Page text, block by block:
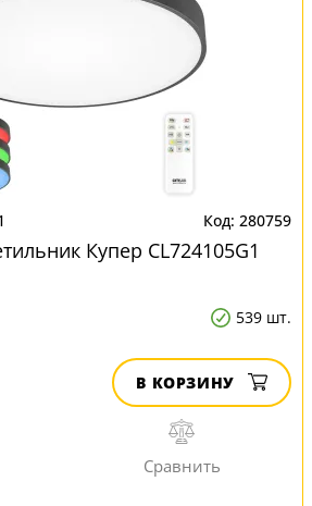
280759
Купер CL724105G1
539 шт.
В КОРЗИНУ